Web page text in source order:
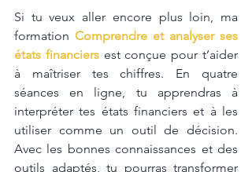
Si tu veux aller encore plus loin, ma
formation Comprendre et analyser ses
états financiers est conçue pour t’aider
à maîtriser tes chiffres. En quatre
séances en ligne, tu apprendras à
interpréter tes états financiers et à les
utiliser comme un outil de décision.
Avec les bonnes connaissances et des
outils adaptés, tu pourras transformer